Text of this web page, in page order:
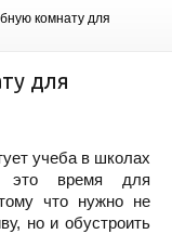
комнату для
для
учеба в школах
это время для
что нужно не
но и обустроить